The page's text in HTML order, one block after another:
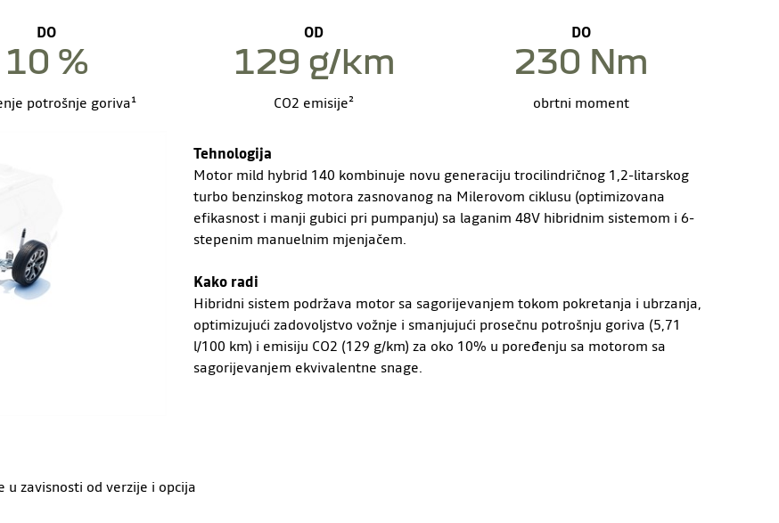
DO
10 %
potrošnje goriva¹
OD
129 g/km
CO2 emisije²
DO
230 Nm
obrtni moment
Tehnologija
Motor mild hybrid 140 kombinuje novu generaciju trocilindričnog 1,2-litarskog
turbo benzinskog motora zasnovanog na Milerovom ciklusu (optimizovana
efikasnost i manji gubici pri pumpanju) sa laganim 48V hibridnim sistemom i 6-
stepenim manuelnim mjenjačem.
Kako radi
Hibridni sistem podržava motor sa sagorijevanjem tokom pokretanja i ubrzanja,
optimizujući zadovoljstvo vožnje i smanjujući prosečnu potrošnju goriva (5,71
l/100 km) i emisiju CO2 (129 g/km) za oko 10% u poređenju sa motorom sa
sagorijevanjem ekvivalentne snage.
u zavisnosti od verzije i opcija